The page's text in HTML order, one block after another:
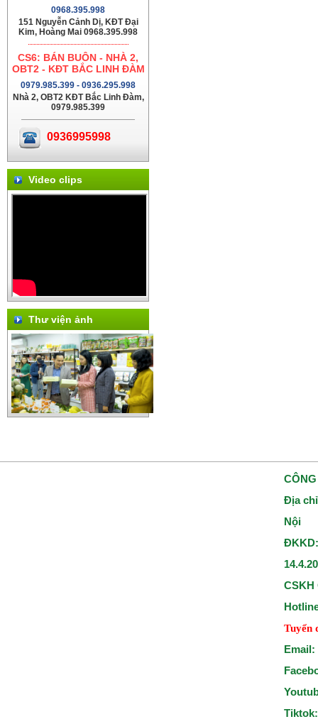
0968.395.998
151 Nguyễn Cảnh Dị, KĐT Đại
Kim, Hoàng Mai 0968.395.998
CS6: BÁN BUÔN - NHÀ 2,
OBT2 - KĐT BẮC LINH ĐÀM
0979.985.399 - 0936.295.998
Nhà 2, OBT2 KĐT Bắc Linh Đàm,
0979.985.399
0936995998
Video clips
Thư viện ảnh
Địa
Nội
CSKH
Tuyển
Email: